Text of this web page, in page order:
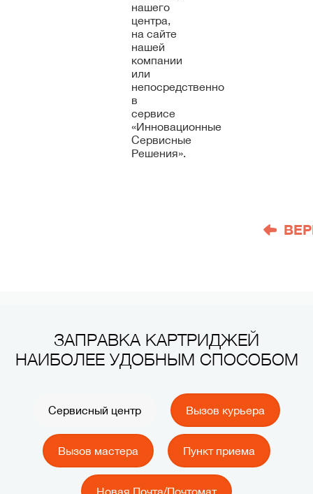
нашего
центра,
на сайте
нашей
компании
или
непосредственно
в
сервисе
«Инновационные
Сервисные
Решения».
ЗАПРАВКА КАРТРИДЖЕЙ
НАИБОЛЕЕ УДОБНЫМ СПОСОБОМ
Сервисный центр Вызов курьера
Вызов мастера Пункт приема
Новая Почта/Почтомат